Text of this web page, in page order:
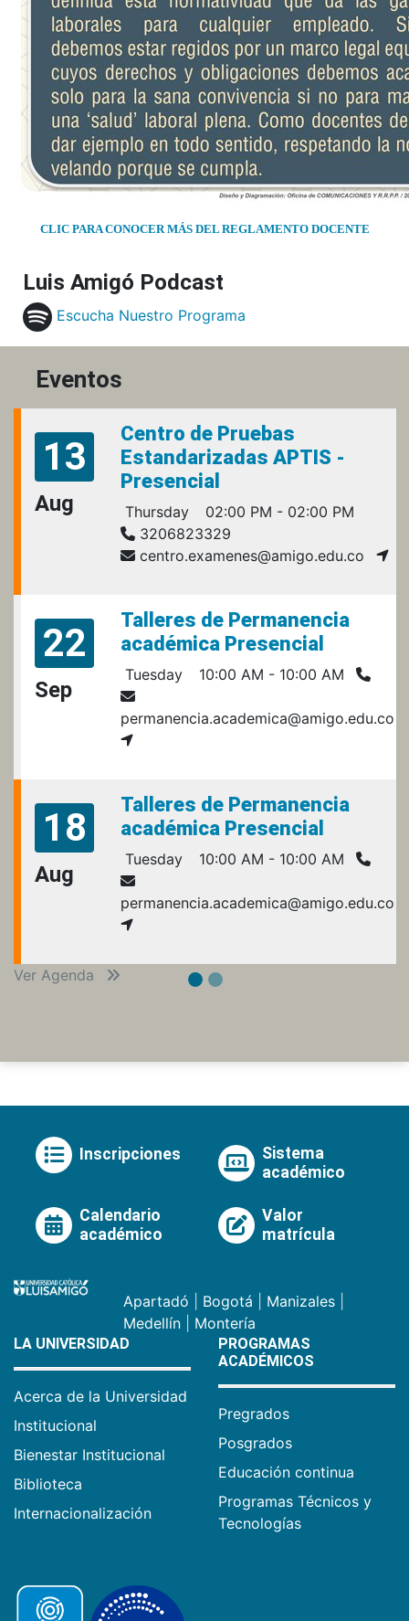
CLIC PARA CONOCER MÁS DEL REGLAMENTO DOCENTE
Luis Amigó Podcast
Escucha Nuestro Programa
Eventos
13
Aug
Centro de Pruebas
Estandarizadas APTIS -
Presencial
Thursday
02:00 PM - 02:00 PM
3206823329
centro.examenes@amigo.edu.co
22
Sep
Talleres de Permanencia
académica Presencial
Tuesday 10:00 AM - 10:00 AM
permanencia.academica@amigo.edu.co
18
Aug
Talleres de Permanencia
académica Presencial
Tuesday 10:00 AM - 10:00 AM
permanencia.academica@amigo.edu.co
Ver Agenda
Inscripciones
Sistema
académico
Calendario
académico
Valor
matrícula
Apartadó Bogotá Manizales
Medellín
Montería
LA UNIVERSIDAD
Acerca de la Universidad
Institucional
Bienestar Institucional
Biblioteca
Internacionalización
PROGRAMAS
ACADÉMICOS
Pregrados
Posgrados
Educación continua
Programas Técnicos y
Tecnologías